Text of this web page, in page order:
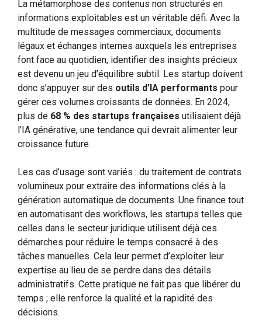
La métamorphose des contenus non structurés en
informations exploitables est un véritable défi. Avec la
multitude de messages commerciaux, documents
légaux et échanges internes auxquels les entreprises
font face au quotidien, identifier des insights précieux
est devenu un jeu d’équilibre subtil. Les startup doivent
donc s’appuyer sur des outils d’IA performants pour
gérer ces volumes croissants de données. En 2024,
plus de 68 % des startups françaises utilisaient déjà
l’IA générative, une tendance qui devrait alimenter leur
croissance future.
Les cas d’usage sont variés : du traitement de contrats
volumineux pour extraire des informations clés à la
génération automatique de documents. Une finance tout
en automatisant des workflows, les startups telles que
celles dans le secteur juridique utilisent déjà ces
démarches pour réduire le temps consacré à des
tâches manuelles. Cela leur permet d’exploiter leur
expertise au lieu de se perdre dans des détails
administratifs. Cette pratique ne fait pas que libérer du
temps ; elle renforce la qualité et la rapidité des
décisions.